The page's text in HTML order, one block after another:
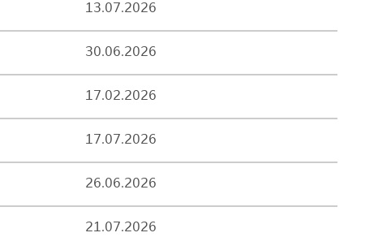
13.07.2026
30.06.2026
17.02.2026
17.07.2026
26.06.2026
21.07.2026